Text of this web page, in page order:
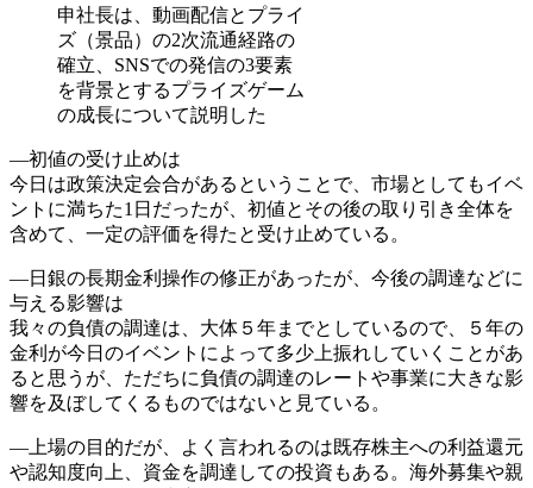
申社長は、動画配信とプライ
ズ（景品）の2次流通経路の
確立、SNSでの発信の3要素
を背景とするプライズゲーム
の成長について説明した
―初値の受け止めは
今日は政策決定会合があるということで、市場としてもイベ
ントに満ちた1日だったが、初値とその後の取り引き全体を
含めて、一定の評価を得たと受け止めている。
―日銀の長期金利操作の修正があったが、今後の調達などに
与える影響は
我々の負債の調達は、大体５年までとしているので、５年の
金利が今日のイベントによって多少上振れしていくことがあ
ると思うが、ただちに負債の調達のレートや事業に大きな影
響を及ぼしてくるものではないと見ている。
―上場の目的だが、よく言われるのは既存株主への利益還元
や認知度向上、資金を調達しての投資もある。海外募集や親